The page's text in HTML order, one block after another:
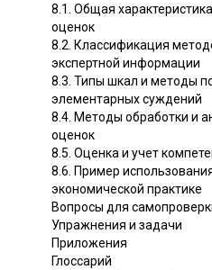
8.1. Общая
оценок
8.2. Классификация
экспертной информации
8.3. Типы шкал и методы
элементарных суждений
8.4. Методы обработки и
оценок
8.5. Оценка и учет
8.6. Пример
экономической практике
Вопросы для
Упражнения и задачи
Приложения
Глоссарий